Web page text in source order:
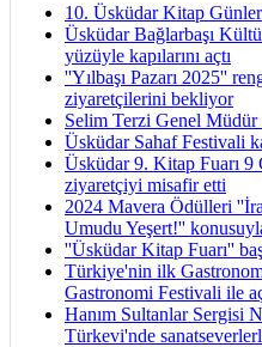
10. Üsküdar Kitap
Üsküdar Bağlarbaşı
yüzüyle kapılarını açtı
''Yılbaşı Pazarı 2025''
ziyaretçilerini bekliyor
Selim Terzi Genel Müdür
Üsküdar Sahaf Festivali
Üsküdar 9. Kitap Fuarı 9
ziyaretçiyi misafir etti
2024 Mavera Ödülleri
Umudu Yeşert!''
''Üsküdar Kitap Fuarı''
Türkiye'nin ilk
Gastronomi Festivali ile
Hanım Sultanlar Sergisi
Türkevi'nde